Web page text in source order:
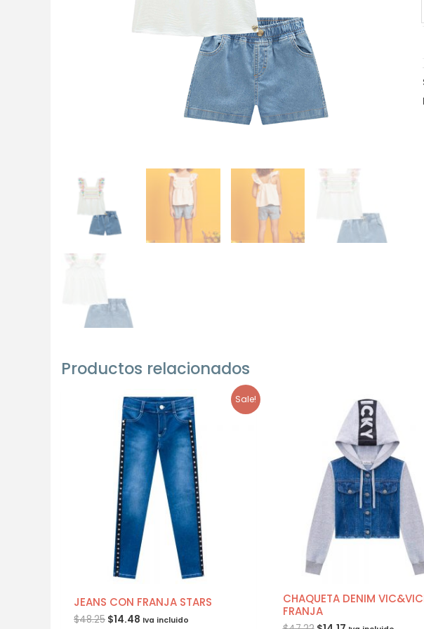
Productos relacionados
Sale!
JEANS CON FRANJA STARS
$48.25 $14.48 Iva incluido
CHAQUETA DENIM
FRANJA